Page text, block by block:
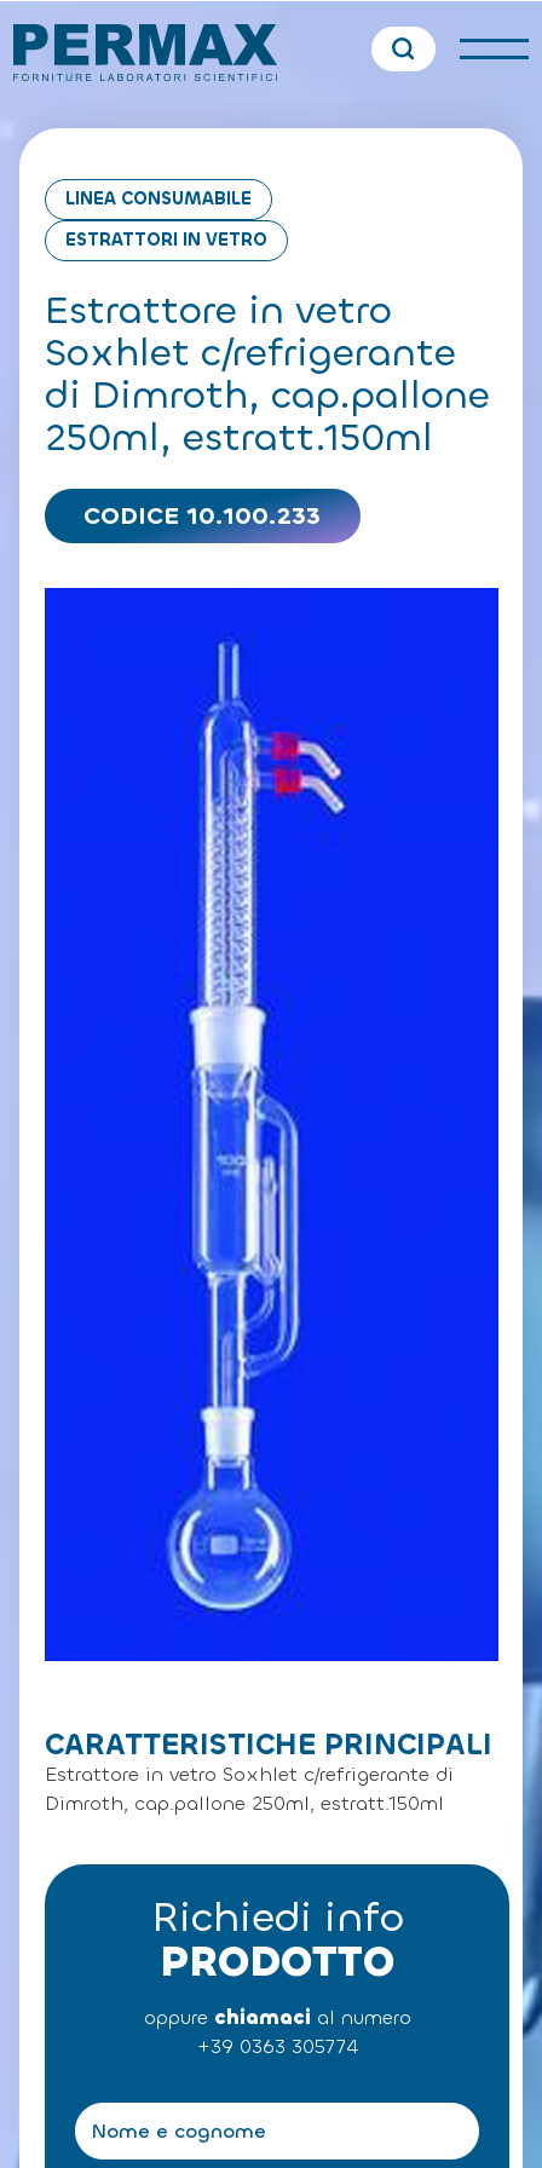
LINEA CONSUMABILE
ESTRATTORI IN VETRO
Estrattore in vetro
Soxhlet c/refrigerante
di Dimroth, cap.pallone
250ml, estratt.150ml
CODICE 10.100.233
CARATTERISTICHE PRINCIPALI
Estrattore in vetro Soxhlet c/refrigerante di
Dimroth, cap.pallone 250ml, estratt.150ml
Richiedi info
PRODOTTO
oppure chiamaci al numero
+39 0363 305774
N
o
m